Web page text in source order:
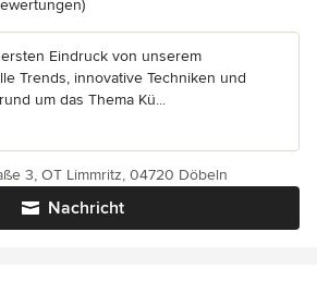
Eindruck von unserem
Trends, innovative Techniken und
um das Thema Kü...
Nachricht
3, OT Limmritz, 04720 Döbeln